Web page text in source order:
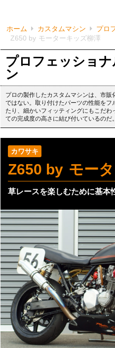
ホーム カスタムマシン
プロ
Z650 by モーターキッズ柳澤
プロフェッショ
ン
プロの製作したカスタムマシンは、市
ではない。取り付けたパーツの性能をフ
たり、細かいフィッティングにもこだわ
ての完成度の高さに結び付いているのだ
カワサキ
Z650 by モー
草レースを楽しむために基本